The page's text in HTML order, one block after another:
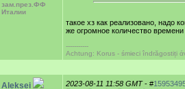
зам.през.ФФ
Италии
такое хз как реализовано, надо
же огромное количество
-----------
Achtung: Korus - śmieci îndrăgostiți
Aleksei 2023-08-11 11:58 GMT- #